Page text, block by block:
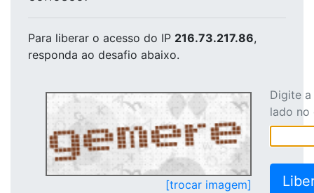
Para liberar o acesso do IP 216.73.217.86,
responda ao desafio abaixo.
[trocar imagem]
Digite
lado no